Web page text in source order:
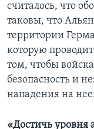
считалось, что
таковы, что
территории
которую
том, чтобы
безопасность и
нападения на
«Достичь